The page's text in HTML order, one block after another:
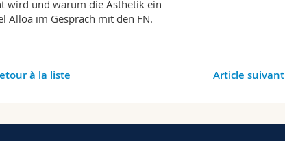
wird und warum die Ästhetik ein
Alloa im Gespräch mit den FN.
Article suivant
à la liste